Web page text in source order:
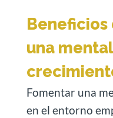
una
Fomentar una
en el entorno